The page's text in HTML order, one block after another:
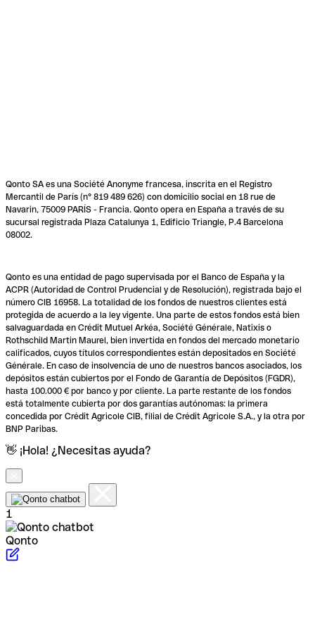
Qonto SA es una Société Anonyme francesa, inscrita en el Registro
Mercantil de París (n° 819 489 626) con domicilio social en 18 rue de
Navarin, 75009 PARÍS - Francia. Qonto opera en España a través de su
sucursal registrada Plaza Catalunya 1, Edificio Triangle, P.4 Barcelona
08002.
Qonto es una entidad de pago supervisada por el Banco de España y la
ACPR (Autoridad de Control Prudencial y de Resolución), registrada bajo el
número CIB 16958. La totalidad de los fondos de nuestros clientes está
protegida de acuerdo a la ley vigente. Una parte de estos fondos está bien
salvaguardada en Crédit Mutuel Arkéa, Société Générale, Natixis o
Rothschild Martin Maurel, bien invertida en fondos del mercado monetario
calificados, cuyos títulos correspondientes están depositados en Société
Générale. En caso de insolvencia de uno de nuestros bancos asociados, los
depósitos están cubiertos por el Fondo de Garantía de Depósitos (FGDR),
hasta 100.000 € por banco y por cliente. La parte restante de los fondos
está totalmente cubierta por dos garantías autónomas: la primera
concedida por Crédit Agricole CIB, filial de Crédit Agricole S.A., y la otra por
BNP Paribas.
👋 ¡Hola! ¿Necesitas ayuda?
1
Qonto